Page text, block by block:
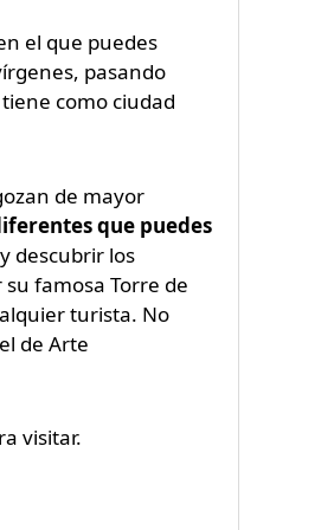
el que puedes
pasando
como ciudad
de mayor
que puedes
descubrir los
famosa Torre de
turista. No
de Arte
visitar.